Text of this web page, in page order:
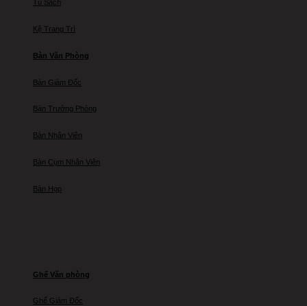
Tủ Sách
Kệ Trang Trí
Bàn Văn Phòng
Bàn Giám Đốc
Bàn Trưởng Phòng
Bàn Nhân Viên
Bàn Cụm Nhân Viên
Bàn Họp
Ghế Văn phòng
Ghế Giám Đốc